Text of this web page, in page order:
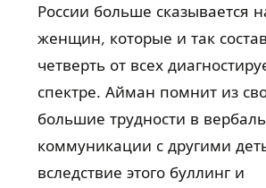
России больше сказывается
женщин, которые и так
четверть от всех
спектре. Айман помнит из
большие трудности в
коммуникации с другими
вследствие этого буллинг и